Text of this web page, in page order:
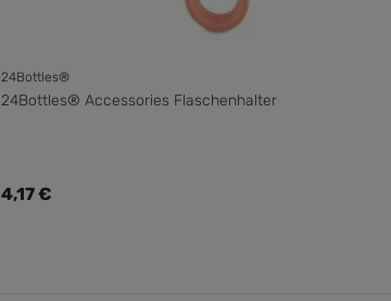
24Bottles®
24Bottles® Accessories Flaschenhalter
Regulärer Preis:
4,17 €